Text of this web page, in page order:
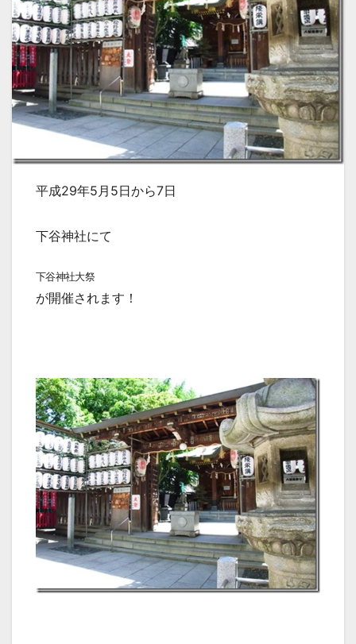
平成29年5月5日から7日
下谷神社にて
下谷神社大祭
が開催されます！